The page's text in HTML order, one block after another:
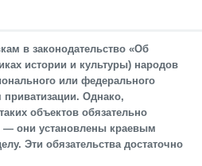
в законодательство «Об
истории и культуры) народов
или федерального
приватизации. Однако,
объектов обязательно
— они установлены краевым
Эти обязательства достаточно